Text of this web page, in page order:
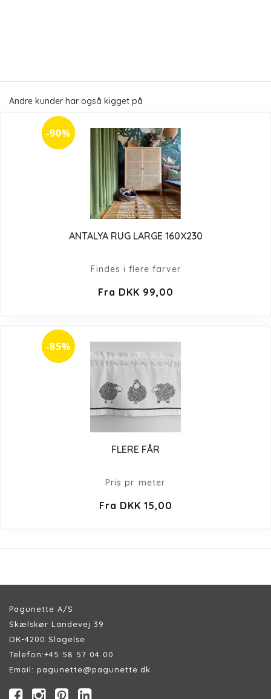
Andre kunder har også kigget på
-90%
ANTALYA RUG LARGE 160X230
Findes i flere farver
Fra DKK 99,00
-85%
FLERE FÅR
Pris pr. meter.
Fra DKK 15,00
Pagunette A/S
Skælskør Landevej 39
DK-4200 Slagelse
Telefon:+45 58 57 04 00
Email: pagunette@pagunette.dk